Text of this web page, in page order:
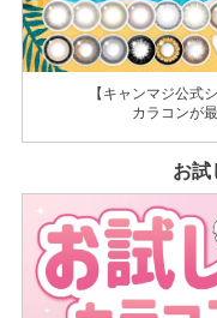
【キャンマジ公式
カラコンが
お試